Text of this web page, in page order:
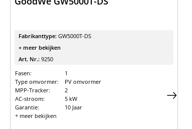
Fabrikanttype: GW5000T-DS
+ meer bekijken
Art. Nr.: 9250
Fasen:
1
Type omvormer:
PV omvormer
MPP-Tracker:
2
AC-stroom:
5 kW
Garantie:
10 Jaar
+ meer bekijken